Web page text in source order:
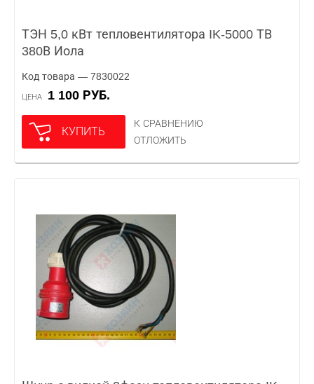
ТЭН 5,0 кВт тепловентилятора IK-5000 ТВ
380В Иола
Код товара — 7830022
ЦЕНА 1 100 РУБ.
КУПИТЬ
К СРАВНЕНИЮ
ОТЛОЖИТЬ